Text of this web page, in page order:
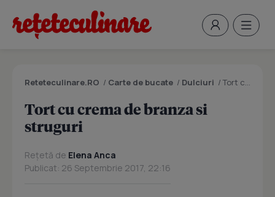
Reteteculinare.RO / Carte de bucate / Dulciuri /Tort cu crema de branza si struguri
Tort cu crema de branza si
struguri
Rețetă de Elena Anca
Publicat: 26 Septembrie 2017, 22:16